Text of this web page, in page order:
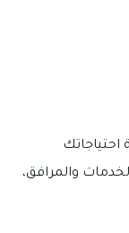
والمرافق،